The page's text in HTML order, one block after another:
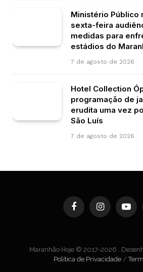
Ministério Público
sexta-feira
medidas para
estádios do
7 de agosto de 2026
Hotel Collection
programação de
erudita uma vez
São Luís
7 de agosto de 2026
FacebookInstagram
Maranhão Hoje © 2017-2026 .
Política de Privacidade /